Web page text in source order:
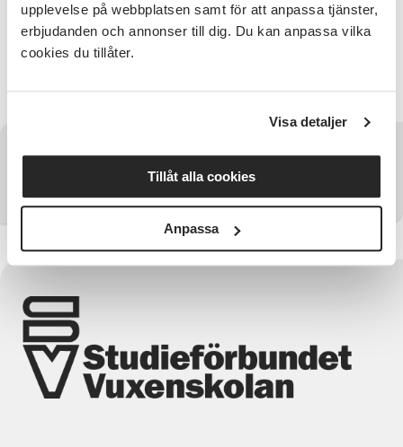
upplevelse på webbplatsen samt för att anpassa tjänster,
erbjudanden och annonser till dig. Du kan anpassa vilka
cookies du tillåter.
Visa detaljer
Tillåt alla cookies
Anpassa
Hej!
Här kan du lämna intresseanmälan om du t ex är i
band och vill spela live och massa annat.
Har du några frågor?
Kontakta SV Skaraborg